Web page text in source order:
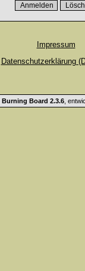
Impressum
Datenschutzerklärung
Burning Board 2.3.6,